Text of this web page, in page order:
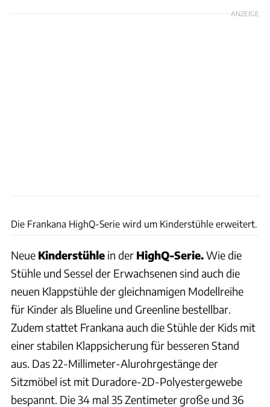
ANZEIGE
Die Frankana HighQ-Serie wird um Kinderstühle erweitert.
Neue Kinderstühle in der HighQ-Serie.Wie die
Stühle und Sessel der Erwachsenen sind auch die
neuen Klappstühle der gleichnamigen Modellreihe
für Kinder als Blueline und Greenline bestellbar.
Zudem stattet Frankana auch die Stühle der Kids mit
einer stabilen Klappsicherung für besseren Stand
aus. Das 22-Millimeter-Alurohrgestänge der
Sitzmöbel ist mit Duradore-2D-Polyestergewebe
bespannt. Die 34 mal 35 Zentimeter große und 36